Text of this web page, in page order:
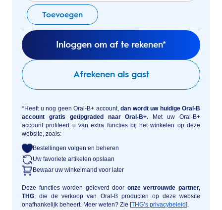
Toevoegen
Inloggen om af te rekenen*
Afrekenen als gast
*Heeft u nog geen Oral-B+ account, dan wordt uw huidige Oral-B
account gratis geüpgraded naar Oral-B+. Met uw Oral-B+
account profiteert u van extra functies bij het winkelen op deze
website, zoals:
Bestellingen volgen en beheren
Uw favoriete artikelen opslaan
Bewaar uw winkelmand voor later
Deze functies worden geleverd door onze vertrouwde partner,
THG , die de verkoop van Oral-B producten op deze website
onafhankelijk beheert. Meer weten? Zie [THG’s privacybeleid].